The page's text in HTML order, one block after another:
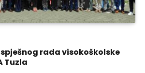
rada visokoškolske
Tuzla